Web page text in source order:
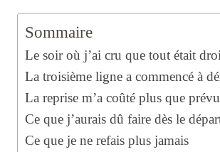
Sommaire
Le soir où j’ai cru que tout était
La troisième ligne a commencé à
La reprise m’a coûté plus que prévu
Ce que j’aurais dû faire dès le
Ce que je ne refais plus jamais